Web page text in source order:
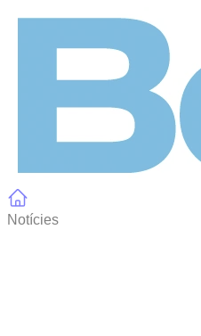
Notícies